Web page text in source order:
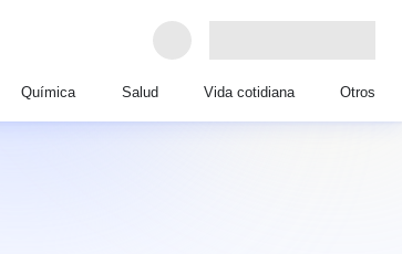
Química Salud Vida cotidiana Otros